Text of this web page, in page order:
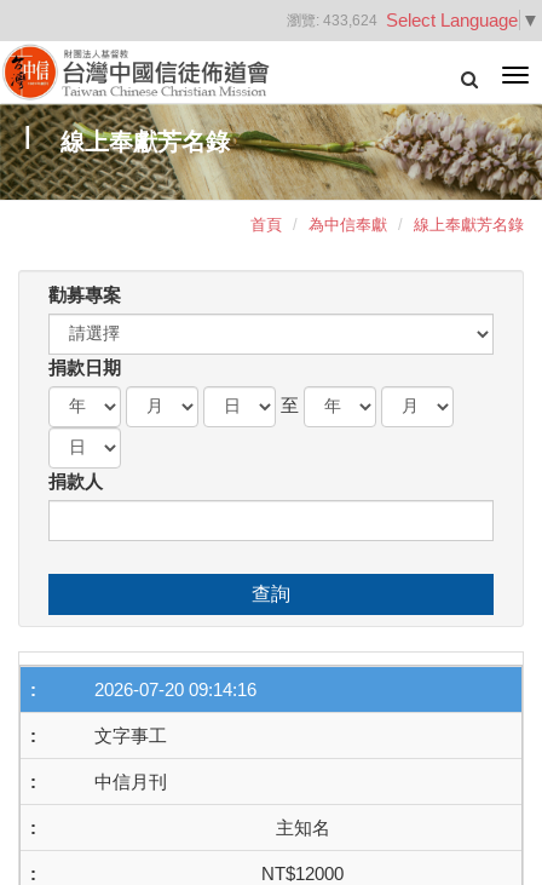
Select Language ▼
瀏覽: 433,624
線上奉獻芳名錄
首頁 為中信奉獻 線上奉獻芳名錄
勸募專案
捐款日期
至
捐款人
查詢
2026-07-20 09:14:16
文字事工
中信月刊
主知名
NT$12000